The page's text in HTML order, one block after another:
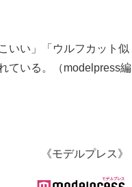
いい」「ウルフカット似
ている。（modelpress編
《モデルプレス》